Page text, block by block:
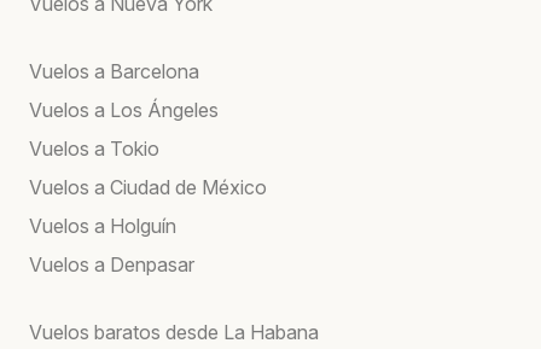
Vuelos a Barcelona
Vuelos a Los Ángeles
Vuelos a Tokio
Vuelos a Ciudad de México
Vuelos a Holguín
Vuelos a Denpasar
Vuelos baratos desde La Habana